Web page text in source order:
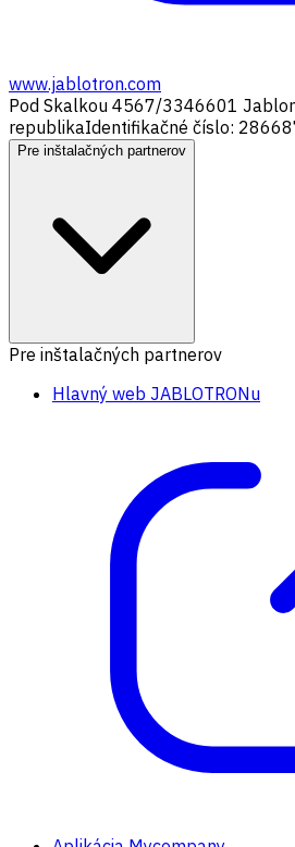
www.jablotron.com
Pod Skalkou 4567/3346601
republikaIdentifikačné číslo:
Pre inštalačných partnerov
Pre inštalačných partnerov
Hlavný web JABLOTRONu